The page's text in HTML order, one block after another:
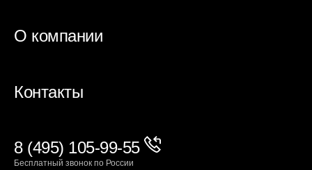
О компании
Контакты
8 (495) 105-99-55
Бесплатный звонок по России